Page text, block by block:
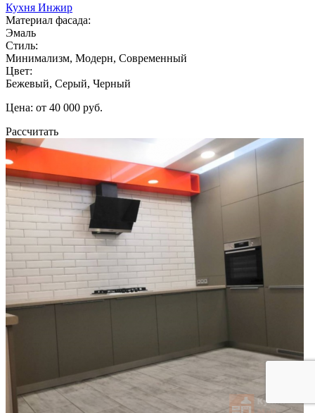
Кухня Инжир
Материал фасада:
Эмаль
Стиль:
Минимализм, Модерн, Современный
Цвет:
Бежевый, Серый, Черный
Цена: от 40 000 руб.
Рассчитать